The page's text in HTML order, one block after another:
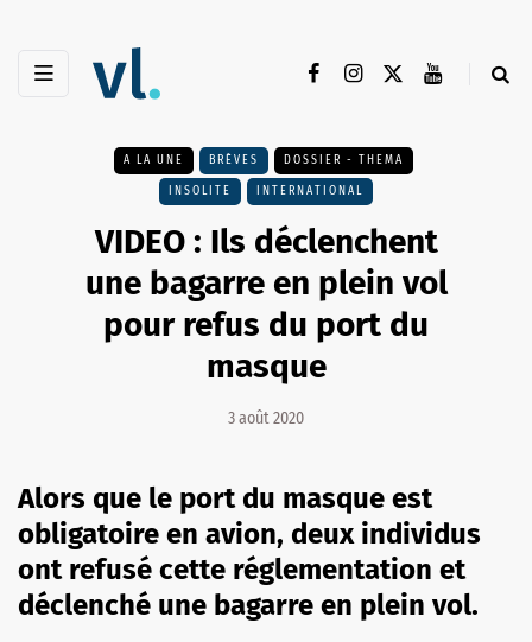
A LA UNE BRÈVES DOSSIER - THEMA
INSOLITE INTERNATIONAL
VIDEO : Ils déclenchent
une bagarre en plein vol
pour refus du port du
masque
3 août 2020
Alors que le port du masque est
obligatoire en avion, deux individus
ont refusé cette réglementation et
déclenché une bagarre en plein vol.